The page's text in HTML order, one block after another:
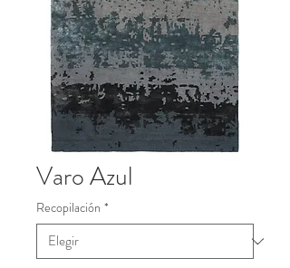
Varo Azul
Recopilación *